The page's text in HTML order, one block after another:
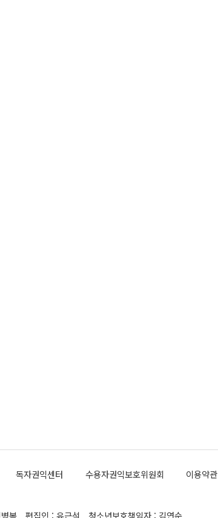
독자권익센터 수용자권익보호위원회 이용약관
복 편집인 : 유근석 청소년보호책임자 : 김연순